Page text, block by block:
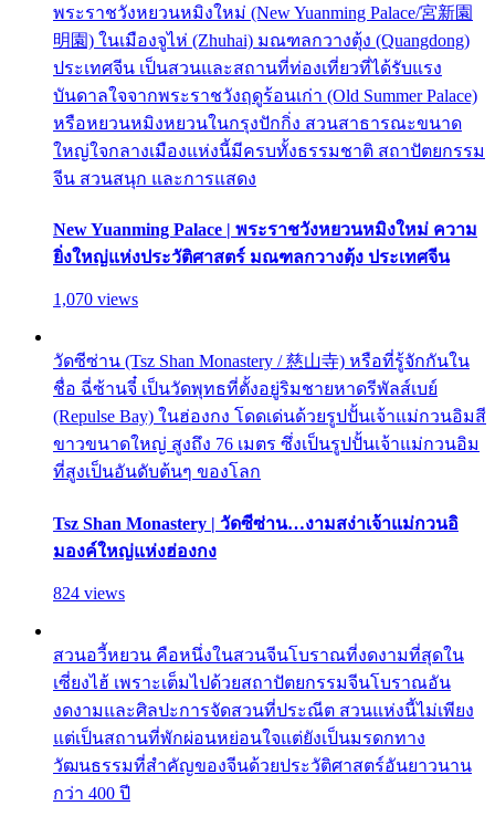
พระราชวังหยวนหมิงใหม่ (New Yuanming Palace/宮新園
明園) ในเมืองจูไห่ (Zhuhai) มณฑลกวางตุ้ง (Quangdong)
ประเทศจีน เป็นสวนและสถานที่ท่องเที่ยวที่ได้รับแรง
บันดาลใจจากพระราชวังฤดูร้อนเก่า (Old Summer Palace)
หรือหยวนหมิงหยวนในกรุงปักกิ่ง สวนสาธารณะขนาด
ใหญ่ใจกลางเมืองแห่งนี้มีครบทั้งธรรมชาติ สถาปัตยกรรม
จีน สวนสนุก และการแสดง
New Yuanming Palace | พระราชวังหยวนหมิงใหม่ ความ
ยิ่งใหญ่แห่งประวัติศาสตร์ มณฑลกวางตุ้ง ประเทศจีน
1,070 views
วัดซีซ่าน (Tsz Shan Monastery / 慈山寺) หรือที่รู้จักกันใน
ชื่อ ฉี่ซ้านจี๋ เป็นวัดพุทธที่ตั้งอยู่ริมชายหาดรีพัลส์เบย์
(Repulse Bay) ในฮ่องกง โดดเด่นด้วยรูปปั้นเจ้าแม่กวนอิมสี
ขาวขนาดใหญ่ สูงถึง 76 เมตร ซึ่งเป็นรูปปั้นเจ้าแม่กวนอิม
ที่สูงเป็นอันดับต้นๆ ของโลก
Tsz Shan Monastery | วัดซีซ่าน…งามสง่าเจ้าแม่กวนอิ
มองค์ใหญ่แห่งฮ่องกง
824 views
สวนอวี้หยวน คือหนึ่งในสวนจีนโบราณที่งดงามที่สุดใน
เซี่ยงไฮ้ เพราะเต็มไปด้วยสถาปัตยกรรมจีนโบราณอัน
งดงามและศิลปะการจัดสวนที่ประณีต สวนแห่งนี้ไม่เพียง
แต่เป็นสถานที่พักผ่อนหย่อนใจแต่ยังเป็นมรดกทาง
วัฒนธรรมที่สำคัญของจีนด้วยประวัติศาสตร์อันยาวนาน
กว่า 400 ปี